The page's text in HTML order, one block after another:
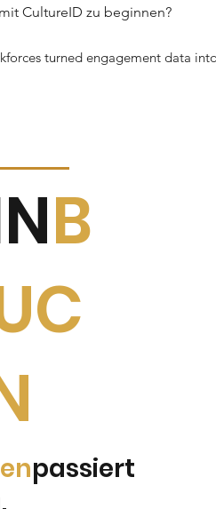
CultureID zu beginnen?
turned engagement data
B
passiert